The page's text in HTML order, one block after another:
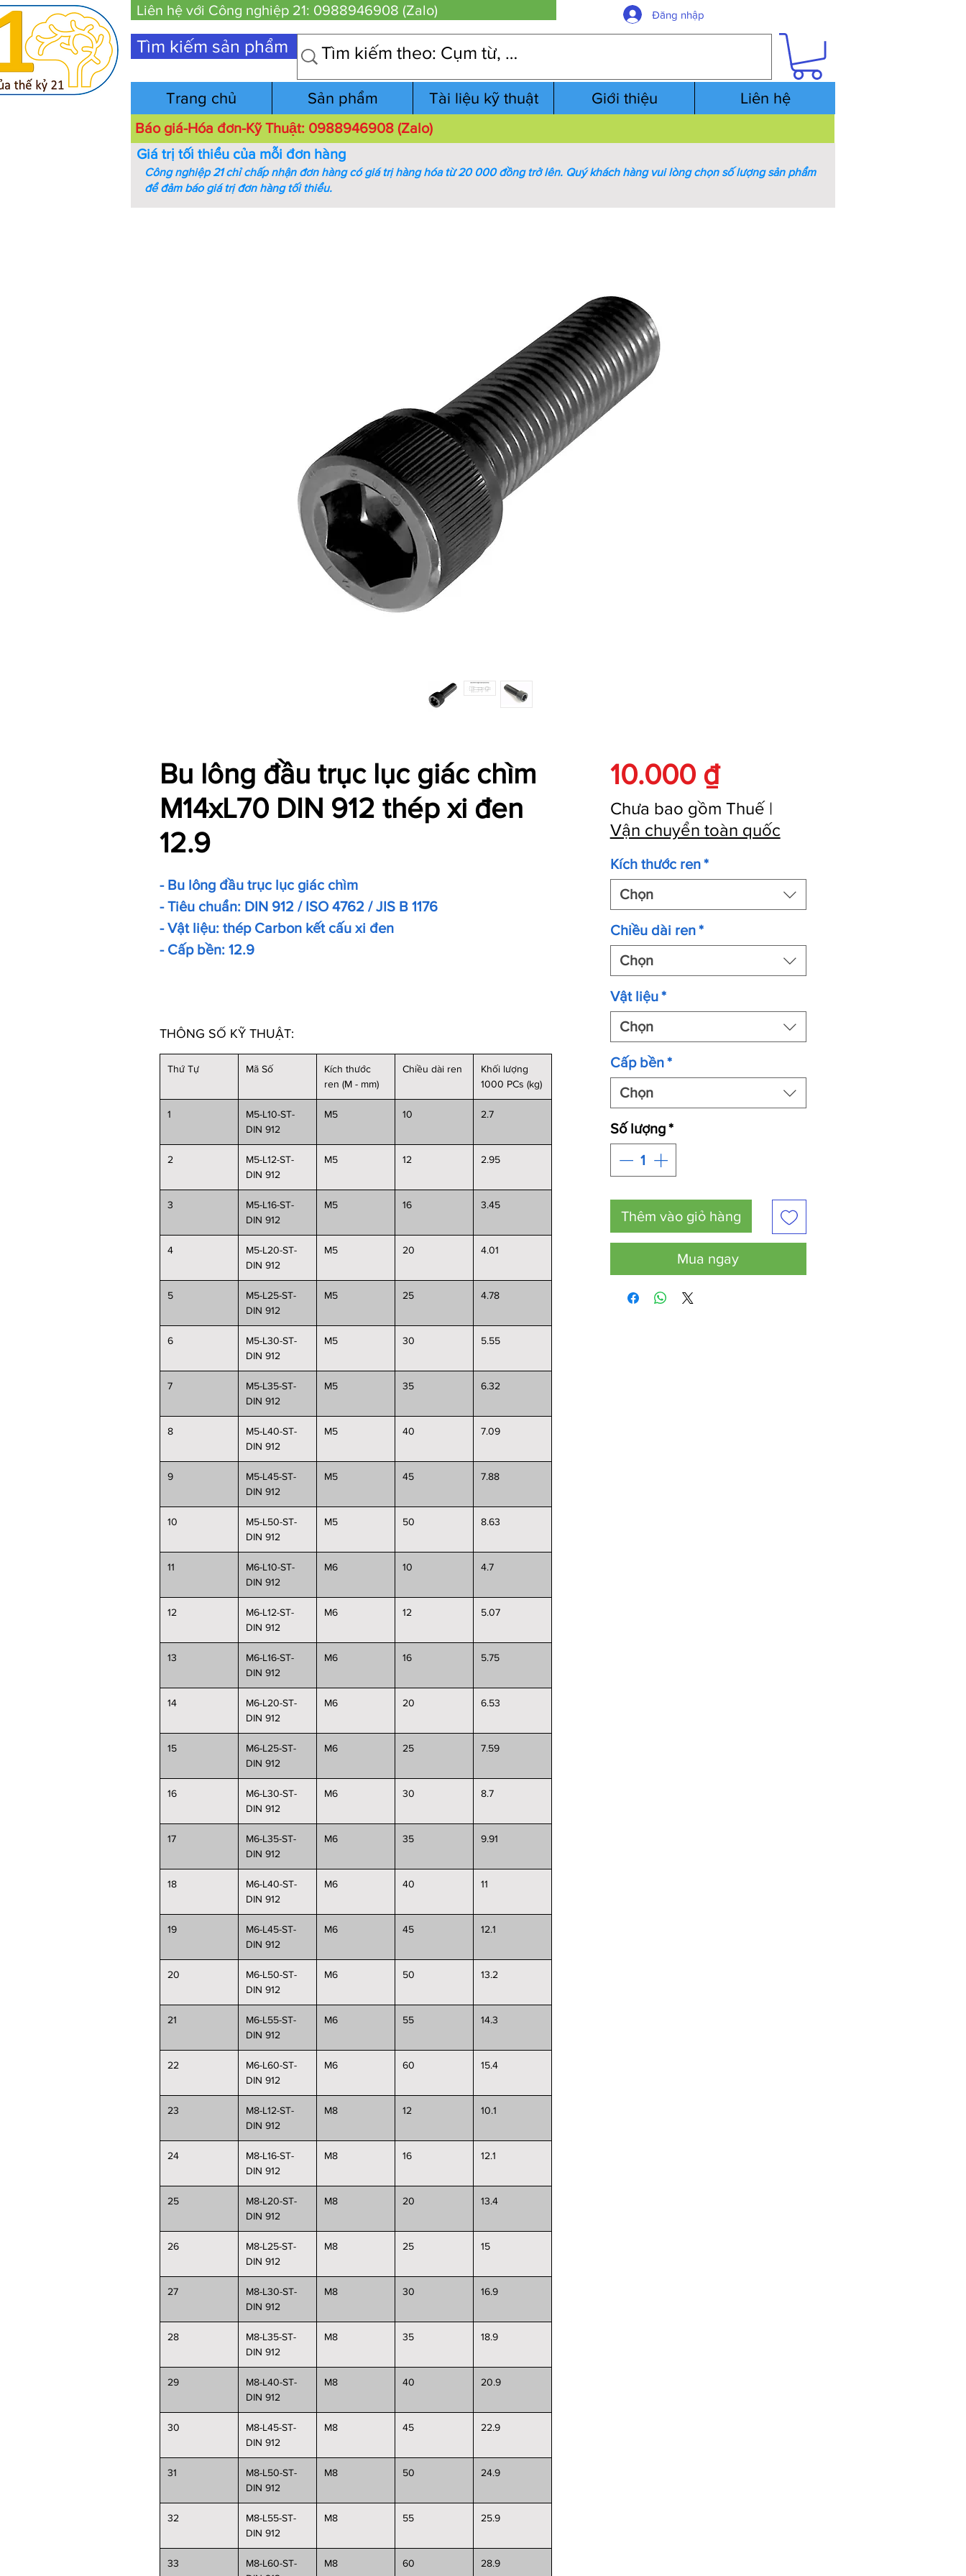
Liên hệ với Công nghiệp 21: 0988946908 (Zalo) Đăng nhập
Tìm kiếm sản phẩm
Trang chủ Sản phẩm Tài liệu kỹ thuật Giới thiệu Liên hệ
Báo giá-Hóa đơn-Kỹ Thuật: 0988946908 (Zalo)
Bu lông đầu trục lục giác chìm
M14xL70 DIN 912 thép xi đen
12.9
- Bu lông đầu trục lục giác chìm
- Tiêu chuẩn: DIN 912 / ISO 4762 / JIS B 1176
- Vật liệu: thép Carbon kết cấu xi đen
- Cấp bền: 12.9
THÔNG SỐ KỸ THUẬT:
Thứ Tự Mã Số
Kích thước
ren (M - mm)
Chiều dài ren
Khối lượng
1000 PCs (kg)
1
M5-L10-ST-
DIN 912
M5 10 2.7
2
M5-L12-ST-
DIN 912
M5 12 2.95
3
M5-L16-ST-
DIN 912
M5 16 3.45
4
M5-L20-ST-
DIN 912
M5 20 4.01
5
M5-L25-ST-
DIN 912
M5 25 4.78
6
M5-L30-ST-
DIN 912
M5 30 5.55
7
M5-L35-ST-
DIN 912
M5 35 6.32
8
M5-L40-ST-
DIN 912
M5 40 7.09
9
M5-L45-ST-
DIN 912
M5 45 7.88
10
M5-L50-ST-
DIN 912
M5 50 8.63
11
M6-L10-ST-
DIN 912
M6 10 4.7
12
M6-L12-ST-
DIN 912
M6 12 5.07
13
M6-L16-ST-
DIN 912
M6 16 5.75
14
M6-L20-ST-
DIN 912
M6 20 6.53
15
M6-L25-ST-
DIN 912
M6 25 7.59
16
M6-L30-ST-
DIN 912
M6 30 8.7
17
M6-L35-ST-
DIN 912
M6 35 9.91
18
M6-L40-ST-
DIN 912
M6 40 11
19
M6-L45-ST-
DIN 912
M6 45 12.1
20
M6-L50-ST-
DIN 912
M6 50 13.2
21
M6-L55-ST-
DIN 912
M6 55 14.3
22
M6-L60-ST-
DIN 912
M6 60 15.4
23
M8-L12-ST-
DIN 912
M8 12 10.1
24
M8-L16-ST-
DIN 912
M8 16 12.1
25
M8-L20-ST-
DIN 912
M8 20 13.4
26
M8-L25-ST-
DIN 912
M8 25 15
27
M8-L30-ST-
DIN 912
M8 30 16.9
28
M8-L35-ST-
DIN 912
M8 35 18.9
29
M8-L40-ST-
DIN 912
M8 40 20.9
30
M8-L45-ST-
DIN 912
M8 45 22.9
31
M8-L50-ST-
DIN 912
M8 50 24.9
32
M8-L55-ST-
DIN 912
M8 55 25.9
33
M8-L60-ST-
M8 60 28.9
10.000 ₫Giá
Chưa bao gồm Thuế|
Vận chuyển toàn quốc
Kích thước ren*
Chọn
Chiều dài ren*
Chọn
Vật liệu*
Chọn
Cấp bền*
Chọn
Số lượng*
Thêm vào giỏ hàng
Mua ngay
Giá trị tối thiểu của mỗi đơn hàng
Công nghiệp 21 chỉ chấp nhận đơn hàng có giá trị hàng hóa từ 20 000 đồng trở lên. Quý khách hàng vui lòng chọn số lượng sản phẩm
để đảm báo giá trị đơn hàng tối thiểu.